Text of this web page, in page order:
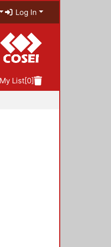
Log In
My List[0]